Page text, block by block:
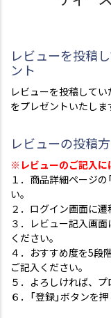
レビューを投稿
ント
レビューを投稿して
をプレゼントいたしま
レビューの投稿
※レビューのご記入に
１．商品詳細ページの
い。
２．ログイン画面に遷
３．レビュー記入画
ください。
４．おすすめ度を5段
ご記入ください。
５．よろしければ、プ
６．「登録」ボタンを